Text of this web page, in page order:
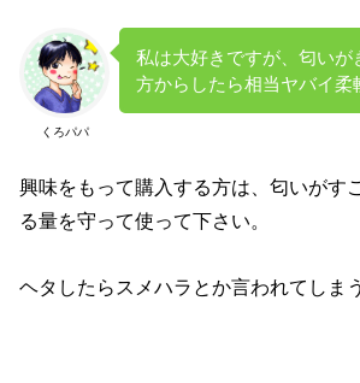
くろパパ
私は大好きですが、匂いが
方からしたら相当ヤバイ柔
興味をもって購入する方は、匂いがす
る量を守って使って下さい。
ヘタしたらスメハラとか言われてしま